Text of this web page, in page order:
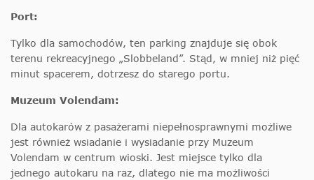
Port:
Tylko dla samochodów, ten parking znajduje się obok
terenu rekreacyjnego „Slobbeland”. Stąd, w mniej niż pięć
minut spacerem, dotrzesz do starego portu.
Muzeum Volendam:
Dla autokarów z pasażerami niepełnosprawnymi możliwe
jest również wsiadanie i wysiadanie przy Muzeum
Volendam w centrum wioski. Jest miejsce tylko dla
jednego autokaru na raz, dlatego nie ma możliwości